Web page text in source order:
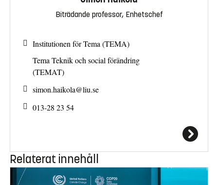
Biträdande professor, Enhetschef
Institutionen för Tema (TEMA)
Tema Teknik och social förändring
(TEMAT)
simon.haikola@liu.se
013-28 23 54
Relaterat innehåll